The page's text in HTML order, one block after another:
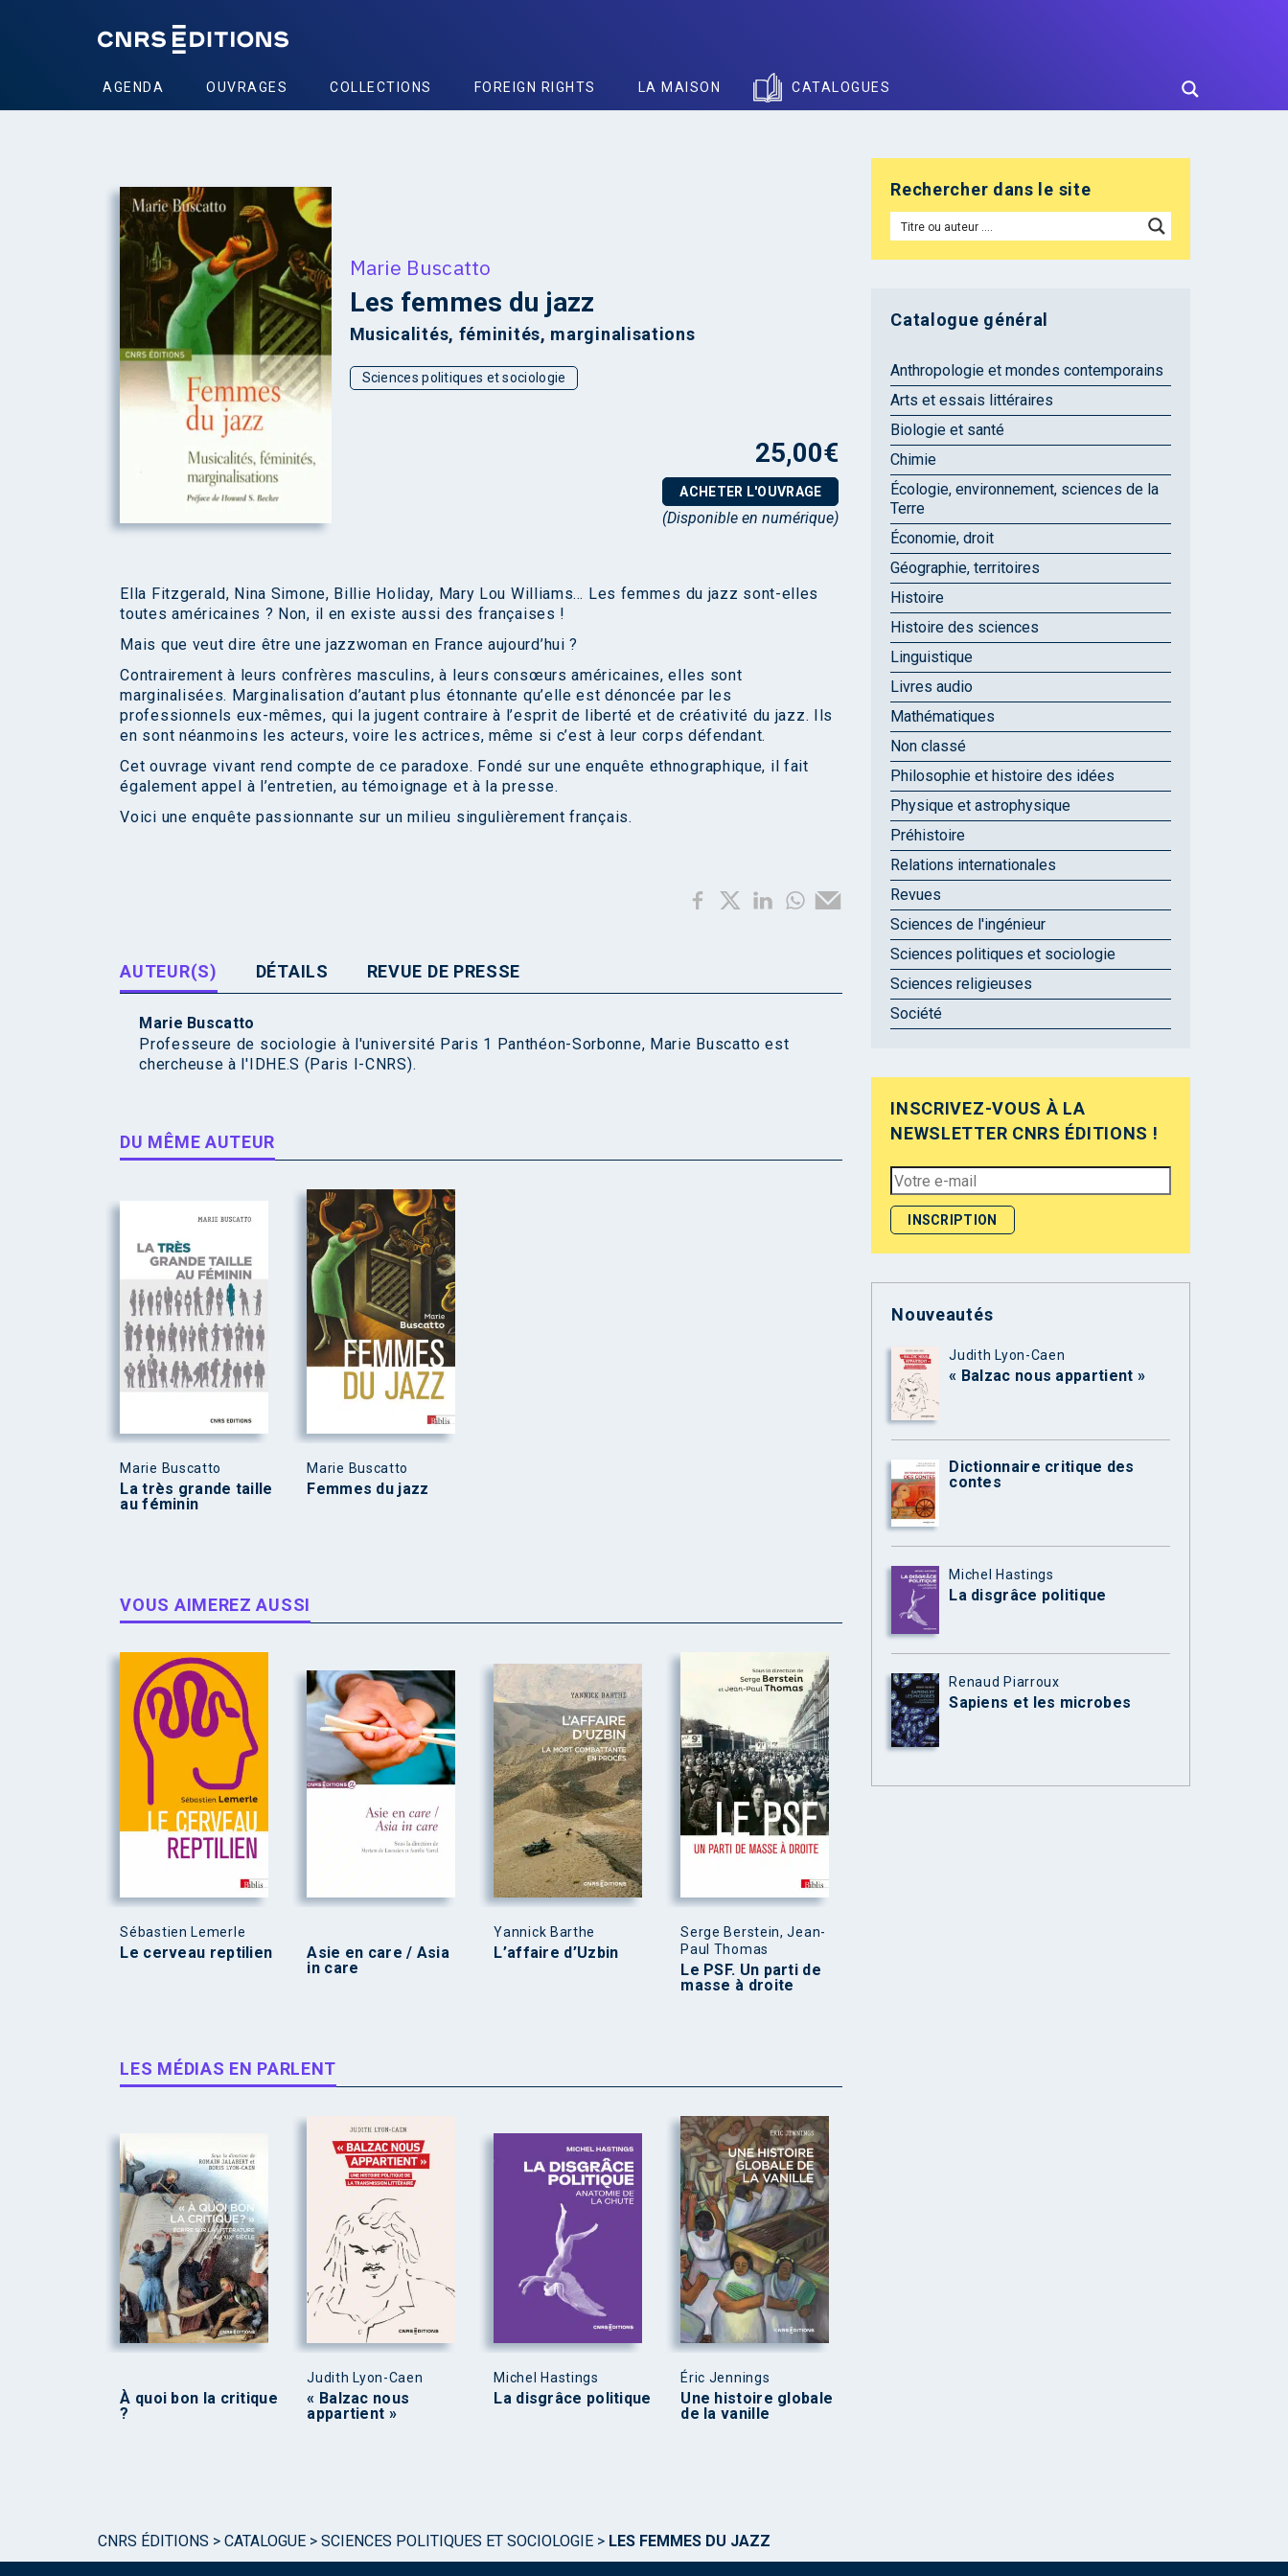
AGENDA OUVRAGES COLLECTIONS FOREIGN RIGHTS LA MAISON CATALOGUES
+
Marie Buscatto
Les femmes du jazz
Musicalités, féminités, marginalisations
Sciences politiques et sociologie
25,00€
ACHETER L'OUVRAGE
(Disponible en numérique)
Ella Fitzgerald, Nina Simone, Billie Holiday, Mary Lou Williams… Les femmes du jazz sont-elles
toutes américaines ? Non, il en existe aussi des françaises !
Mais que veut dire être une jazzwoman en France aujourd’hui ?
Contrairement à leurs confrères masculins, à leurs consœurs américaines, elles sont
marginalisées. Marginalisation d’autant plus étonnante qu’elle est dénoncée par les
professionnels eux-mêmes, qui la jugent contraire à l’esprit de liberté et de créativité du jazz. Ils
en sont néanmoins les acteurs, voire les actrices, même si c’est à leur corps défendant.
Cet ouvrage vivant rend compte de ce paradoxe. Fondé sur une enquête ethnographique, il fait
également appel à l’entretien, au témoignage et à la presse.
Voici une enquête passionnante sur un milieu singulièrement français.
AUTEUR(S) DÉTAILS REVUE DE PRESSE
Marie Buscatto
Professeure de sociologie à l'université Paris 1 Panthéon-Sorbonne, Marie Buscatto est
chercheuse à l'IDHE.S (Paris I-CNRS).
DU MÊME AUTEUR
Marie Buscatto
La très grande taille
au féminin
Marie Buscatto
Femmes du jazz
VOUS AIMEREZ AUSSI
Sébastien Lemerle
Le cerveau reptilien
Asie en care / Asia
in care
Yannick Barthe
L’affaire d’Uzbin
Serge Berstein, Jean-
Paul Thomas
Le PSF. Un parti de
masse à droite
LES MÉDIAS EN PARLENT
À quoi bon la critique
?
Judith Lyon-Caen
« Balzac nous
appartient »
Michel Hastings
La disgrâce politique
Éric Jennings
Une histoire globale
de la vanille
Rechercher dans le site
Catalogue général
Anthropologie et mondes contemporains
Arts et essais littéraires
Biologie et santé
Chimie
Écologie, environnement, sciences de la
Terre
Économie, droit
Géographie, territoires
Histoire
Histoire des sciences
Linguistique
Livres audio
Mathématiques
Non classé
Philosophie et histoire des idées
Physique et astrophysique
Préhistoire
Relations internationales
Revues
Sciences de l'ingénieur
Sciences politiques et sociologie
Sciences religieuses
Société
INSCRIVEZ-VOUS À LA
NEWSLETTER CNRS ÉDITIONS !
Nouveautés
Judith Lyon-Caen
« Balzac nous appartient »
Dictionnaire critique des
contes
Michel Hastings
La disgrâce politique
Renaud Piarroux
Sapiens et les microbes
CNRS ÉDITIONS > CATALOGUE > SCIENCES POLITIQUES ET SOCIOLOGIE > LES FEMMES DU JAZZ